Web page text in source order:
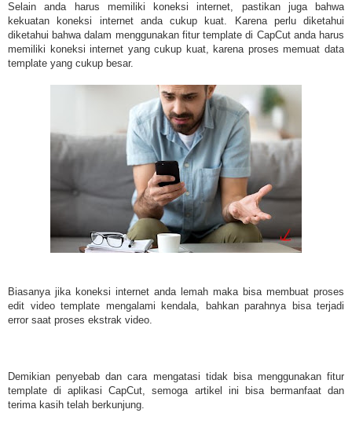
Selain anda harus memiliki koneksi internet, pastikan juga bahwa
kekuatan koneksi internet anda cukup kuat. Karena perlu diketahui
diketahui bahwa dalam menggunakan fitur template di CapCut anda harus
memiliki koneksi internet yang cukup kuat, karena proses memuat data
template yang cukup besar.
Biasanya jika koneksi internet anda lemah maka bisa membuat proses
edit video template mengalami kendala, bahkan parahnya bisa terjadi
error saat proses ekstrak video.
Demikian penyebab dan cara mengatasi tidak bisa menggunakan fitur
template di aplikasi CapCut, semoga artikel ini bisa bermanfaat dan
terima kasih telah berkunjung.